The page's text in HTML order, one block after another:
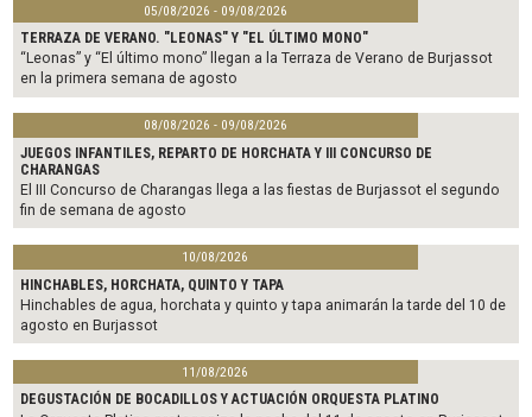
05/08/2026 - 09/08/2026
TERRAZA DE VERANO. "LEONAS" Y "EL ÚLTIMO MONO"
“Leonas” y “El último mono” llegan a la Terraza de Verano de Burjassot
en la primera semana de agosto
08/08/2026 - 09/08/2026
JUEGOS INFANTILES, REPARTO DE HORCHATA Y III CONCURSO DE
CHARANGAS
El III Concurso de Charangas llega a las fiestas de Burjassot el segundo
fin de semana de agosto
10/08/2026
HINCHABLES, HORCHATA, QUINTO Y TAPA
Hinchables de agua, horchata y quinto y tapa animarán la tarde del 10 de
agosto en Burjassot
11/08/2026
DEGUSTACIÓN DE BOCADILLOS Y ACTUACIÓN ORQUESTA PLATINO